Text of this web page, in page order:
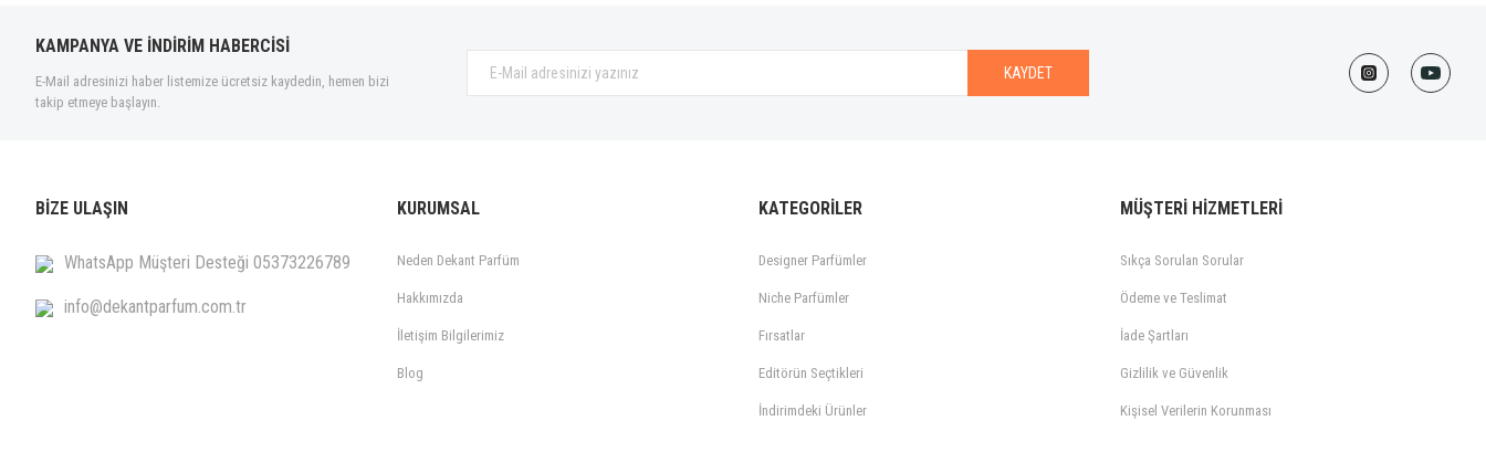
KAMPANYA VE İNDİRİM HABERCİSİ
E-Mail adresinizi haber listemize ücretsiz kaydedin, hemen bizi
takip etmeye başlayın.
KAYDET
BİZE ULAŞIN
WhatsApp Müşteri Desteği 05373226789
info@dekantparfum.com.tr
KURUMSAL
Neden Dekant Parfüm
Hakkımızda
İletişim Bilgilerimiz
Blog
KATEGORİLER
Designer Parfümler
Niche Parfümler
Fırsatlar
Editörün Seçtikleri
İndirimdeki Ürünler
MÜŞTERİ HİZMETLERİ
Sıkça Sorulan Sorular
Ödeme ve Teslimat
İade Şartları
Gizlilik ve Güvenlik
Kişisel Verilerin Korunması